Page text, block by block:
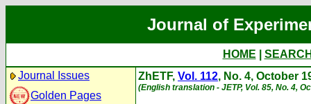
Journal of
HOME
Journal Issues
Golden Pages
ZhETF, Vol. 112, No. 4, October
(English translation - JETP, Vol. 85, No. 4,